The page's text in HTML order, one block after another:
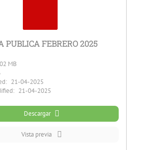
PUBLICA FEBRERO 2025
MB
21-04-2025
21-04-2025
Descargar
Vista previa